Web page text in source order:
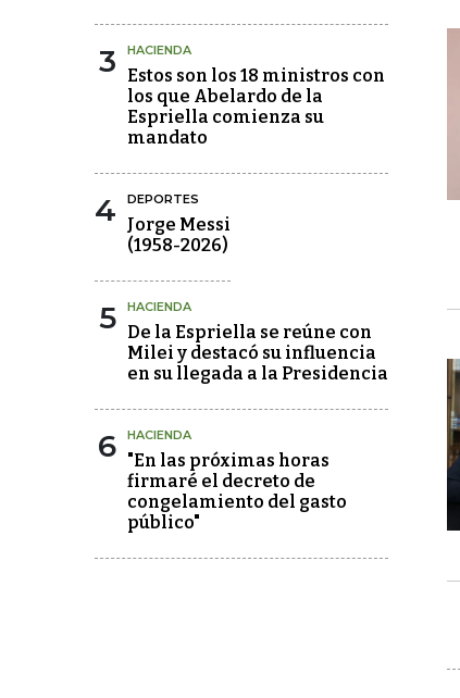
3 HACIENDA
Estos son los 18 ministros con
los que Abelardo de la
Espriella comienza su
mandato
4 DEPORTES
Jorge Messi
(1958-2026)
5 HACIENDA
De la Espriella se reúne con
Milei y destacó su influencia
en su llegada a la Presidencia
6 HACIENDA
"En las próximas horas
firmaré el decreto de
congelamiento del gasto
público"